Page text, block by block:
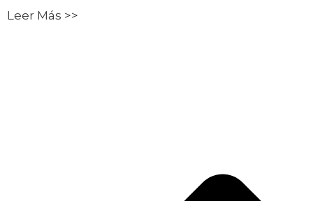
Leer Más >>